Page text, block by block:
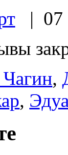
| 07
,
,